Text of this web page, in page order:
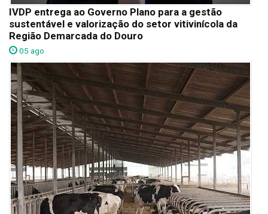
IVDP entrega ao Governo Plano para a gestão
sustentável e valorização do setor vitivinícola da
Região Demarcada do Douro
05 ago